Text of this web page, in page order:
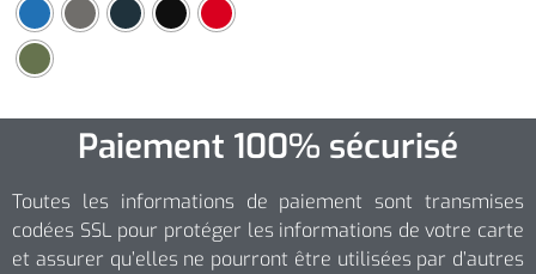
Paiement 100% sécurisé
Toutes les informations de paiement sont transmises
codées SSL pour protéger les informations de votre carte
et assurer qu’elles ne pourront être utilisées par d’autres